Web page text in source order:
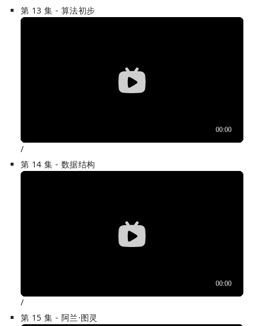
第 13 集 - 算法初步
/
第 14 集 - 数据结构
/
第 15 集 - 阿兰·图灵